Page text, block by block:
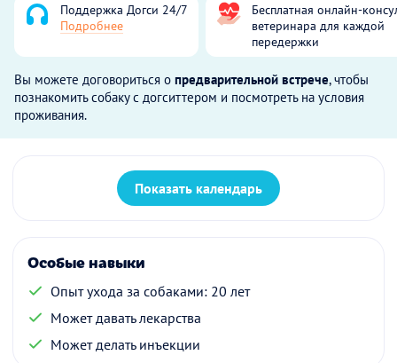
Поддержка Догси 24/7
Подробнее
Бесплатная онлайн-
ветеринара для каждой
передержки
Вы можете договориться о предварительной встрече, чтобы
познакомить собаку с догситтером и посмотреть на условия
проживания.
Показать календарь
Особые навыки
Опыт ухода за собаками: 20 лет
Может давать лекарства
Может делать инъекции